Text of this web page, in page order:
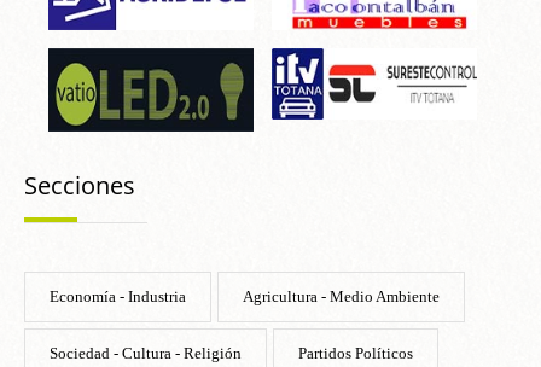
Secciones
Economía - Industria Agricultura - Medio Ambiente
Sociedad - Cultura - Religión Partidos Políticos